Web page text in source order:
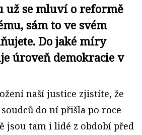
už se mluví o reformě
sám to ve svém
Do jaké míry
úroveň demokracie v
naší justice zjistíte, že
do ní přišla po roce
jsou tam i lidé z období před